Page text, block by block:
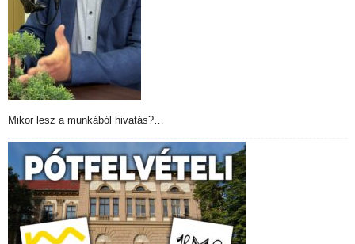
Mikor lesz a munkából hivatás?…